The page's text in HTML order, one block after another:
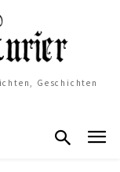
Geschichten